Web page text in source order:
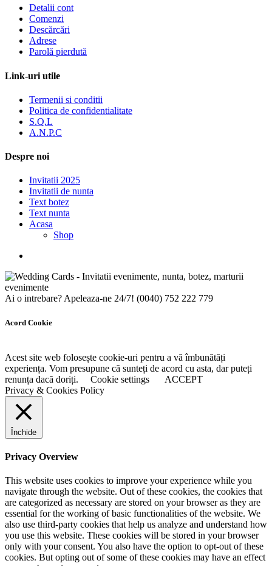
Detalii cont
Comenzi
Descărcări
Adrese
Parolă pierdută
Link-uri utile
Termenii si conditii
Politica de confidentialitate
S.Q.L
A.N.P.C
Despre noi
Invitatii 2025
Invitatii de nunta
Text botez
Text nunta
Acasa
Shop
Ai o intrebare? Apeleaza-ne 24/7! (0040) 752 222 779
Acord Cookie
Acest site web folosește cookie-uri pentru a vă îmbunătăți
experiența. Vom presupune că sunteți de acord cu asta, dar puteți
renunța dacă doriți.
Cookie settings
ACCEPT
Privacy & Cookies Policy
Închide
Privacy Overview
This website uses cookies to improve your experience while you
navigate through the website. Out of these cookies, the cookies that
are categorized as necessary are stored on your browser as they are
essential for the working of basic functionalities of the website. We
also use third-party cookies that help us analyze and understand how
you use this website. These cookies will be stored in your browser
only with your consent. You also have the option to opt-out of these
cookies. But opting out of some of these cookies may have an effect